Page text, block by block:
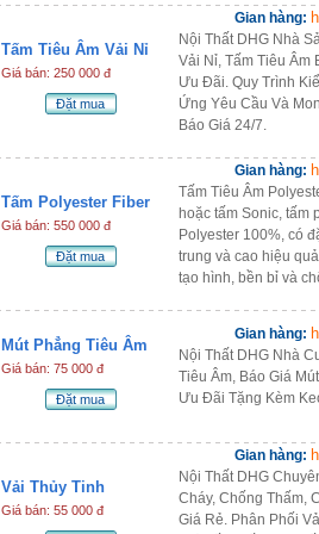
Tấm Tiêu Âm Vải Nỉ
Giá bán: 250 000 đ
Đặt mua
Gian hàng:
Nội Thất DHG Nhà
Vải Nỉ, Tấm Tiêu Âm
Ưu Đãi. Quy Trình
Ứng Yêu Cầu Và
Báo Giá 24/7.
Tấm Polyester Fiber
Giá bán: 550 000 đ
Đặt mua
Gian hàng:
Tấm Tiêu Âm
hoặc tấm Sonic, tấm
Polyester 100%, có
trung và cao hiệu
tạo hình, bền bỉ và
Mút Phẳng Tiêu Âm
Giá bán: 75 000 đ
Đặt mua
Gian hàng:
Nội Thất DHG Nhà
Tiêu Âm, Báo Giá
Ưu Đãi Tặng Kèm
Vải Thủy Tinh
Giá bán: 55 000 đ
Gian hàng:
Nội Thất DHG
Cháy, Chống Thấm,
Giá Rẻ. Phân Phối